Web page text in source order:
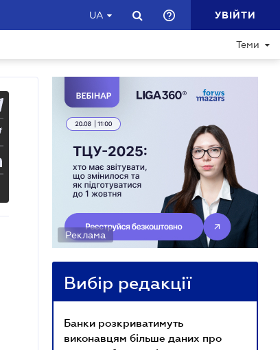
UA УВІЙТИ
Теми
Реклама
Вибір редакції
Банки розкриватимуть
виконавцям більше даних про